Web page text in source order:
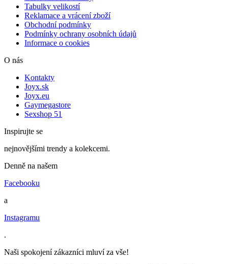
Tabulky velikostí
Reklamace a vrácení zboží
Obchodní podmínky
Podmínky ochrany osobních údajů
Informace o cookies
O nás
Kontakty
Joyx.sk
Joyx.eu
Gaymegastore
Sexshop 51
Inspirujte se
nejnovějšími trendy a kolekcemi.
Denně na našem
Facebooku
a
Instagramu
.
Naši spokojení zákazníci mluví za vše!